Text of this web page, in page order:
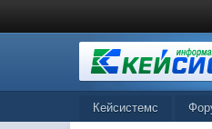
Кейсистемс